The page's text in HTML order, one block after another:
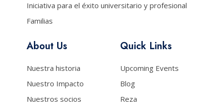
Iniciativa para el éxito universitario y profesional
Familias
About Us
Nuestra historia
Nuestro Impacto
Nuestros socios
Quick Links
Upcoming Events
Blog
Reza